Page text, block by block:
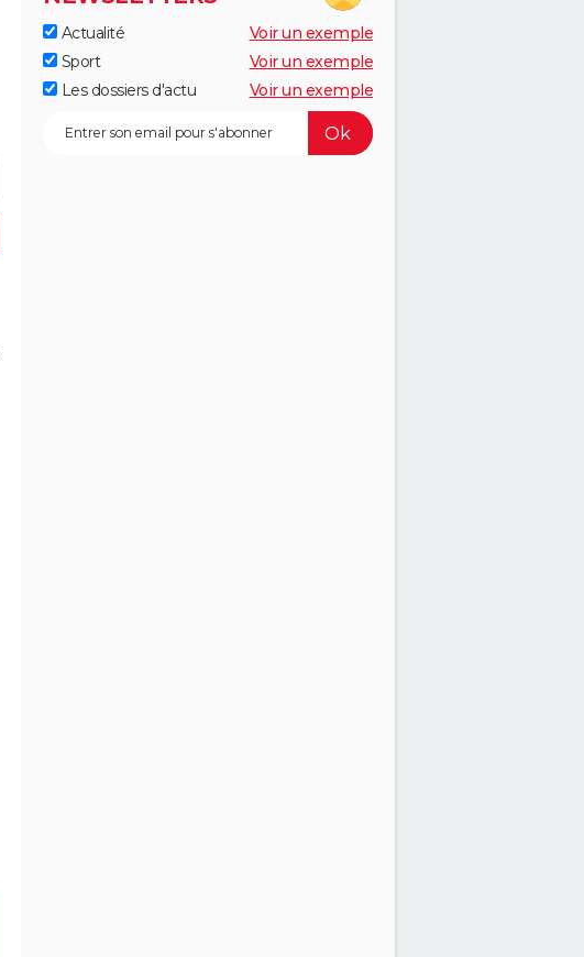
Actualité
Voir un exemple
Sport
Voir un exemple
Les dossiers d'actu
Voir un exemple